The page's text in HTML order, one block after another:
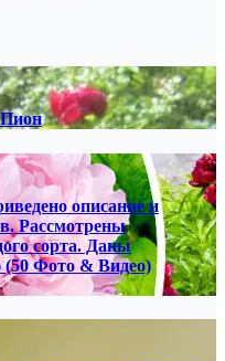
описание и
Рассмотрены
сорта. Даны
Фото & Видео)